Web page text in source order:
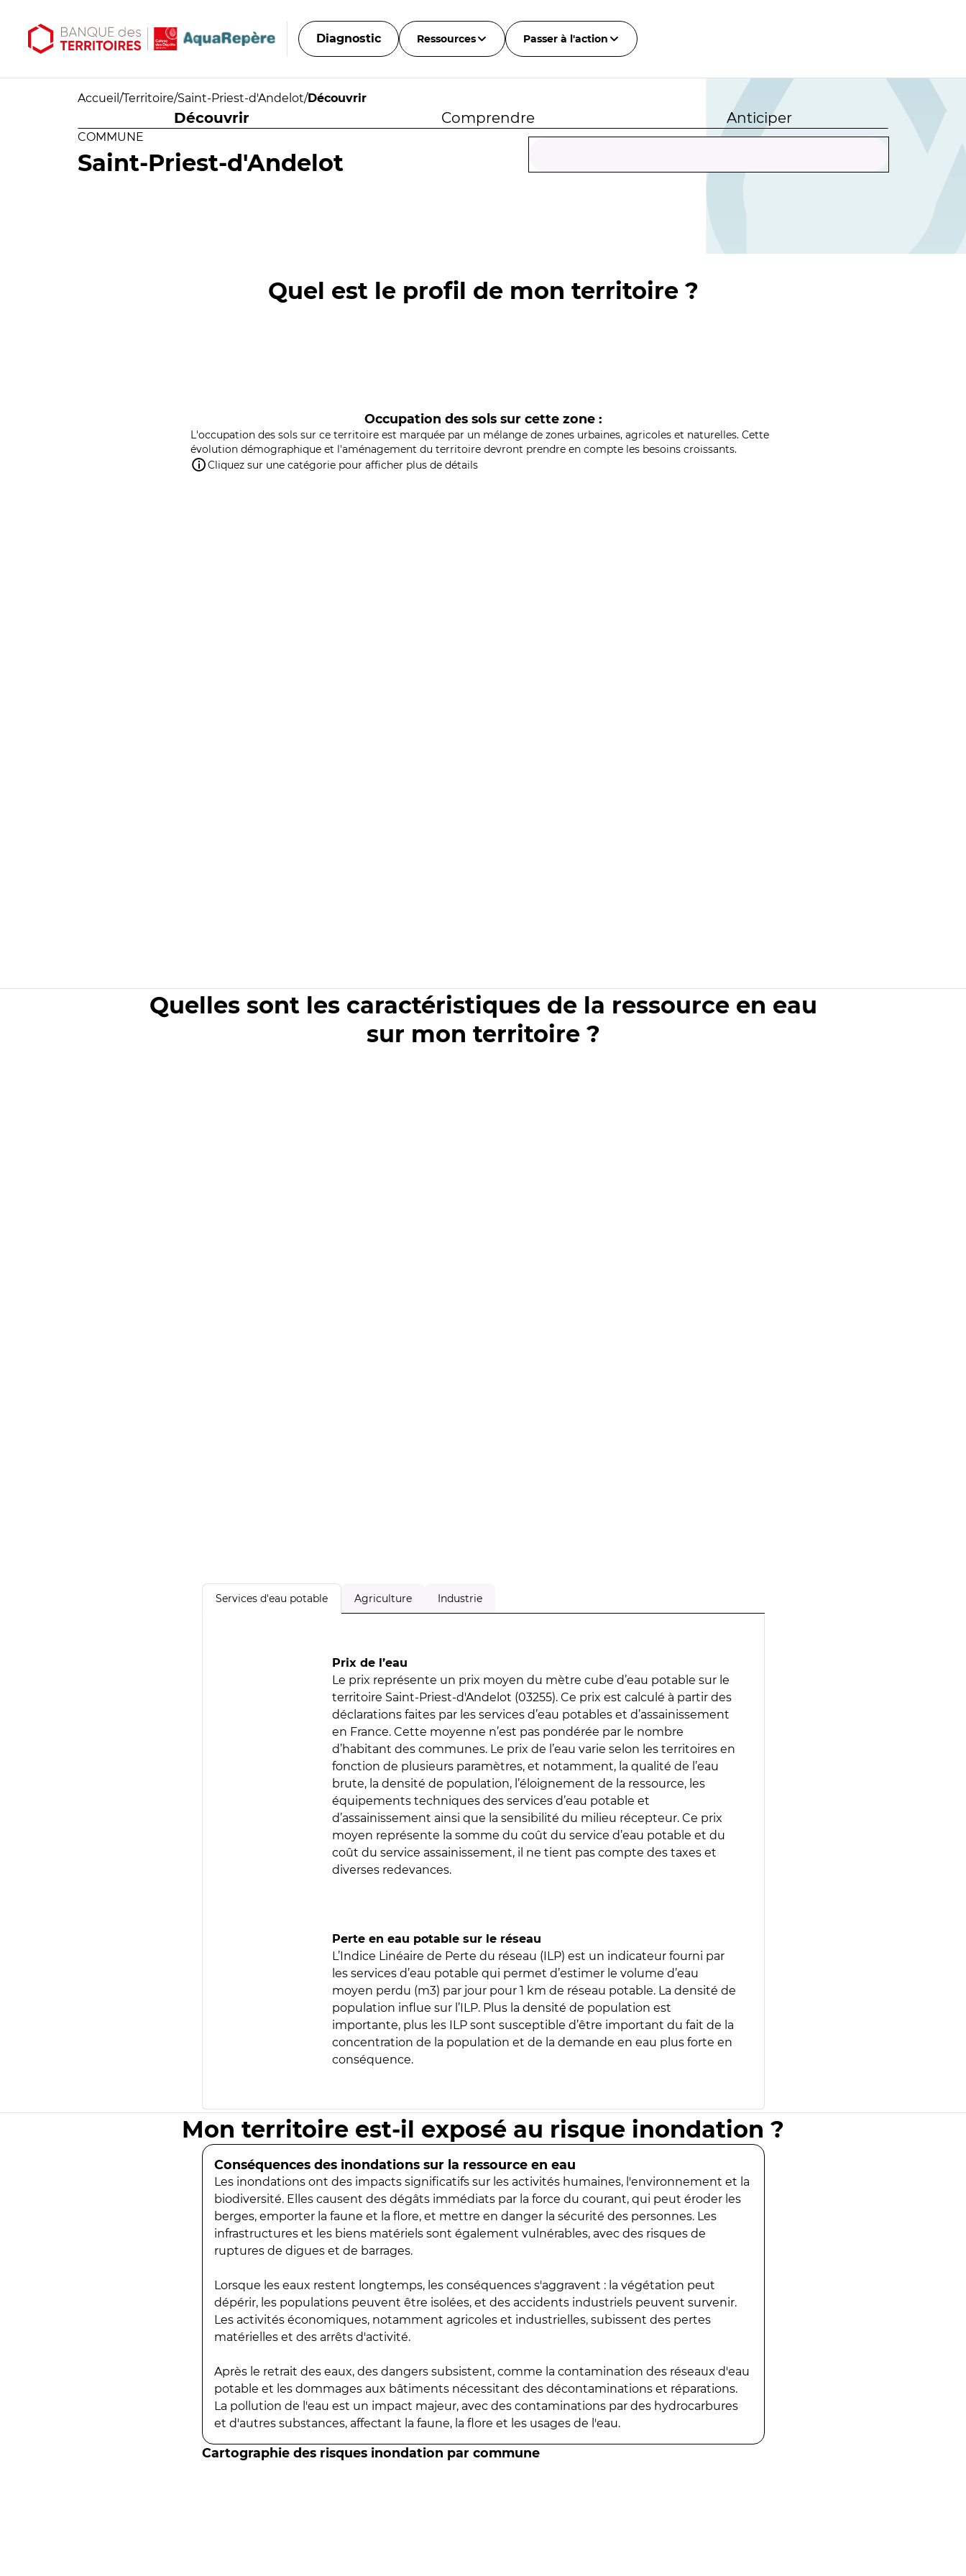
Diagnostic Ressources Passer à l'action
Accueil /Territoire/Saint-Priest-d'Andelot/Découvrir
Découvrir Comprendre Anticiper
COMMUNE
Saint-Priest-d'Andelot
Quel est le profil de mon territoire ?
Occupation des sols sur cette zone :
L'occupation des sols sur ce territoire est marquée par un mélange de zones urbaines, agricoles et naturelles. Cette
évolution démographique et l'aménagement du territoire devront prendre en compte les besoins croissants.
Cliquez sur une catégorie pour afficher plus de détails
Quelles sont les caractéristiques de la ressource en eau
sur mon territoire ?
Services d'eau potable Agriculture Industrie
Prix de l’eau
Le prix représente un prix moyen du mètre cube d’eau potable sur le
territoire Saint-Priest-d'Andelot (03255). Ce prix est calculé à partir des
déclarations faites par les services d’eau potables et d’assainissement
en France. Cette moyenne n’est pas pondérée par le nombre
d’habitant des communes. Le prix de l’eau varie selon les territoires en
fonction de plusieurs paramètres, et notamment, la qualité de l’eau
brute, la densité de population, l’éloignement de la ressource, les
équipements techniques des services d’eau potable et
d’assainissement ainsi que la sensibilité du milieu récepteur. Ce prix
moyen représente la somme du coût du service d’eau potable et du
coût du service assainissement, il ne tient pas compte des taxes et
diverses redevances.
Perte en eau potable sur le réseau
L’Indice Linéaire de Perte du réseau (ILP) est un indicateur fourni par
les services d’eau potable qui permet d’estimer le volume d’eau
moyen perdu (m3) par jour pour 1 km de réseau potable. La densité de
population influe sur l’ILP. Plus la densité de population est
importante, plus les ILP sont susceptible d’être important du fait de la
concentration de la population et de la demande en eau plus forte en
conséquence.
Mon territoire est-il exposé au risque inondation ?
Conséquences des inondations sur la ressource en eau
Les inondations ont des impacts significatifs sur les activités humaines, l'environnement et la
biodiversité. Elles causent des dégâts immédiats par la force du courant, qui peut éroder les
berges, emporter la faune et la flore, et mettre en danger la sécurité des personnes. Les
infrastructures et les biens matériels sont également vulnérables, avec des risques de
ruptures de digues et de barrages.
Lorsque les eaux restent longtemps, les conséquences s'aggravent : la végétation peut
dépérir, les populations peuvent être isolées, et des accidents industriels peuvent survenir.
Les activités économiques, notamment agricoles et industrielles, subissent des pertes
matérielles et des arrêts d'activité.
Après le retrait des eaux, des dangers subsistent, comme la contamination des réseaux d'eau
potable et les dommages aux bâtiments nécessitant des décontaminations et réparations.
La pollution de l'eau est un impact majeur, avec des contaminations par des hydrocarbures
et d'autres substances, affectant la faune, la flore et les usages de l'eau.
Cartographie des risques inondation par commune